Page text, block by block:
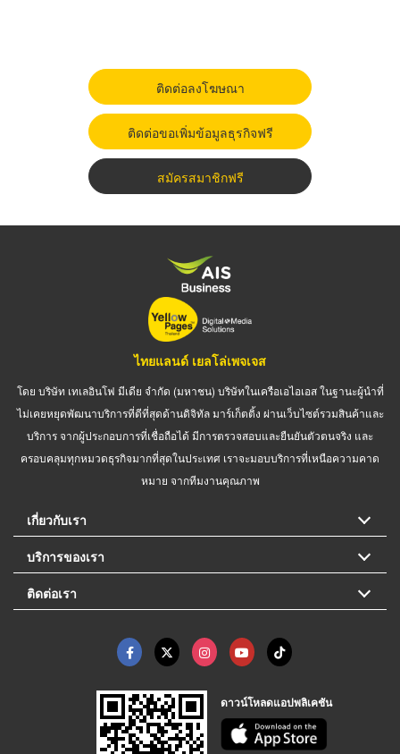
ติดต่อลงโฆษณา
ติดต่อขอเพิ่มข้อมูลธุรกิจฟรี
สมัครสมาชิกฟรี
ไทยแลนด์ เยลโล่เพจเจส
โดย บริษัท เทเลอินโฟ มีเดีย จำกัด (มหาชน) บริษัทในเครือเอไอเอส ในฐานะผู้นำที่
ไม่เคยหยุดพัฒนาบริการที่ดีที่สุดด้านดิจิทัล มาร์เก็ตติ้ง ผ่านเว็บไซต์รวมสินค้าและ
บริการ จากผู้ประกอบการที่เชื่อถือได้ มีการตรวจสอบและยืนยันตัวตนจริง และ
ครอบคลุมทุกหมวดธุรกิจมากที่สุดในประเทศ เราจะมอบบริการที่เหนือความคาด
หมาย จากทีมงานคุณภาพ
เกี่ยวกับเรา
บริการของเรา
ติดต่อเรา
ดาวน์โหลดแอปพลิเคชัน